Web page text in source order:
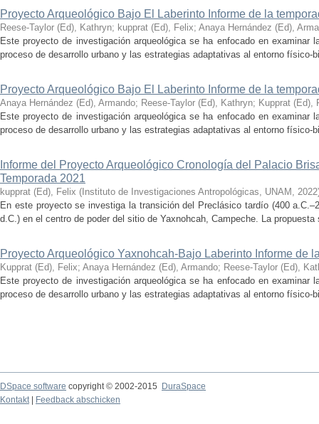
Proyecto Arqueológico Bajo El Laberinto Informe de la
Reese-Taylor (Ed), Kathryn; kupprat (Ed), Felix; Anaya Hernández (Ed),
Este proyecto de investigación arqueológica se ha enfocado en examinar
proceso de desarrollo urbano y las estrategias adaptativas al entorno físico-
Proyecto Arqueológico Bajo El Laberinto Informe de la
Anaya Hernández (Ed), Armando; Reese-Taylor (Ed), Kathryn; Kupprat (Ed),
Este proyecto de investigación arqueológica se ha enfocado en examinar
proceso de desarrollo urbano y las estrategias adaptativas al entorno físico-
Informe del Proyecto Arqueológico Cronología del Palacio
Temporada 2021
kupprat (Ed), Felix ( Instituto de Investigaciones Antropológicas, UNAM , 2022
En este proyecto se investiga la transición del Preclásico tardío (400
d.C.) en el centro de poder del sitio de Yaxnohcah, Campeche. La
Proyecto Arqueológico Yaxnohcah-Bajo Laberinto Informe de
Kupprat (Ed), Felix; Anaya Hernández (Ed), Armando; Reese-Taylor (Ed),
Este proyecto de investigación arqueológica se ha enfocado en examinar
proceso de desarrollo urbano y las estrategias adaptativas al entorno físico-
DSpace software copyright © 2002-2015
DuraSpace
Kontakt| Feedback abschicken